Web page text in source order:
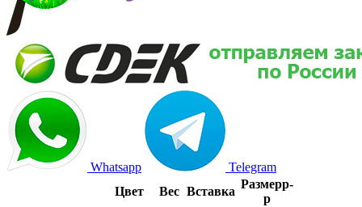
Whatsapp
Telegram
Цвет
Вес Вставка
Размерр-
р